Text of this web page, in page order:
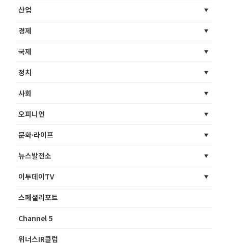
산업
경제
국제
정치
사회
오피니언
문화·라이프
뉴스발전소
이투데이TV
스페셜리포트
Channel 5
위너스IR클럽